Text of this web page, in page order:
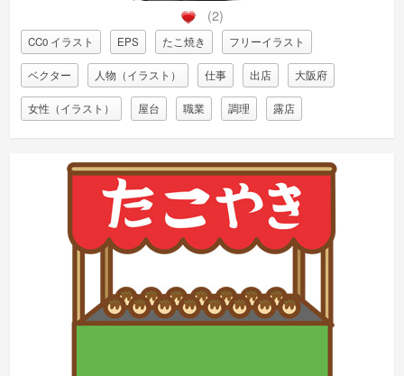
(2)
CC0 イラスト EPS たこ焼き フリーイラスト
ベクター 人物（イラスト） 仕事 出店 大阪府
女性（イラスト） 屋台 職業 調理 露店